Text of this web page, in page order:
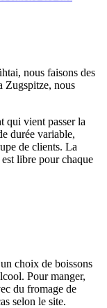
nous faisons des
Zugspitze, nous
qui vient passer la
durée variable,
de clients. La
libre pour chaque
choix de boissons
Pour manger,
du fromage de
selon le site.